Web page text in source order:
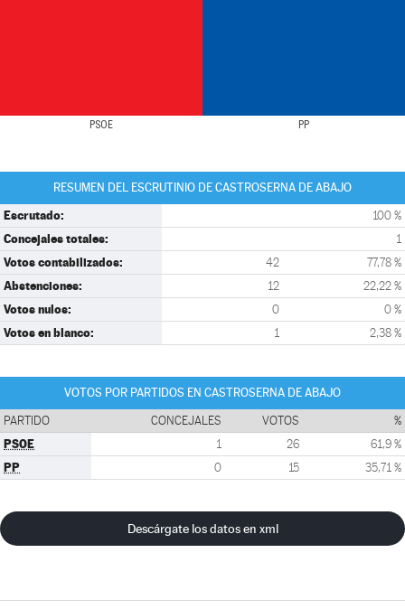
PSOE PP
RESUMEN DEL ESCRUTINIO DE CASTROSERNA DE ABAJO
Escrutado: 100 %
Concejales totales: 1
Votos contabilizados: 42 77,78 %
Abstenciones: 12 22,22 %
Votos nulos: 0 0 %
Votos en blanco: 1 2,38 %
VOTOS POR PARTIDOS EN CASTROSERNA DE ABAJO
PARTIDO CONCEJALES VOTOS %
PSOE 1 26 61,9 %
PP 0 15 35,71 %
Descárgate los datos en xml